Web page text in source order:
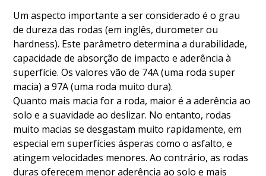
Um aspecto importante a ser considerado é o grau
de dureza das rodas (em inglês, durometer ou
hardness). Este parâmetro determina a durabilidade,
capacidade de absorção de impacto e aderência à
superfície. Os valores vão de 74A (uma roda super
macia) a 97A (uma roda muito dura).
Quanto mais macia for a roda, maior é a aderência ao
solo e a suavidade ao deslizar. No entanto, rodas
muito macias se desgastam muito rapidamente, em
especial em superfícies ásperas como o asfalto, e
atingem velocidades menores. Ao contrário, as rodas
duras oferecem menor aderência ao solo e mais